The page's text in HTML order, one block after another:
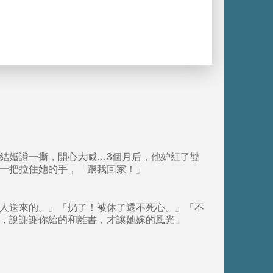
婚證一撕，開心大喊…3個月后，他妒紅了雙
把拉住她的手，「跟我回家！」
送來的。」「扔了！被休了還不死心。」「不
說謝謝你給的和離書，才讓她嫁的風光」